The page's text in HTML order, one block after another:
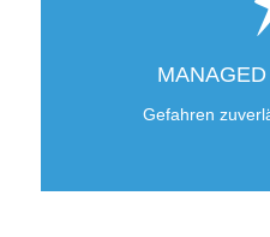
Gefahren